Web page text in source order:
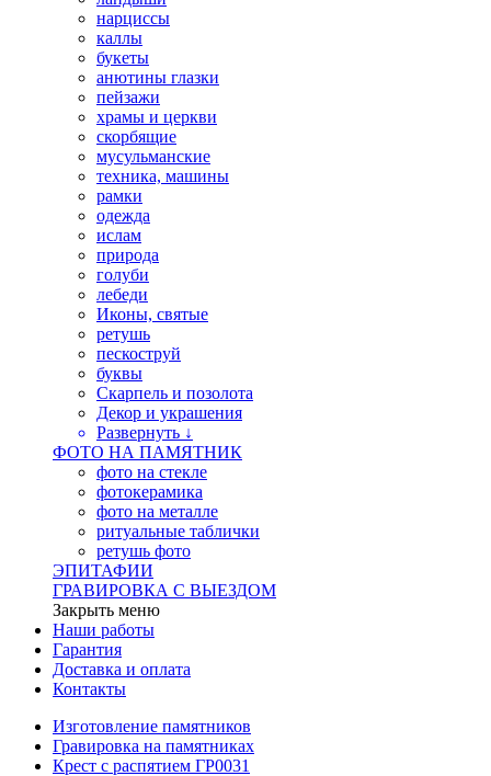
нарциссы
каллы
букеты
анютины глазки
пейзажи
храмы и церкви
скорбящие
мусульманские
техника, машины
рамки
одежда
ислам
природа
голуби
лебеди
Иконы, святые
ретушь
пескоструй
буквы
Скарпель и позолота
Декор и украшения
Развернуть ↓
ФОТО НА ПАМЯТНИК
фото на стекле
фотокерамика
фото на металле
ритуальные таблички
ретушь фото
ЭПИТАФИИ
ГРАВИРОВКА С ВЫЕЗДОМ
Закрыть меню
Наши работы
Гарантия
Доставка и оплата
Контакты
Изготовление памятников
Гравировка на памятниках
Крест с распятием ГР0031